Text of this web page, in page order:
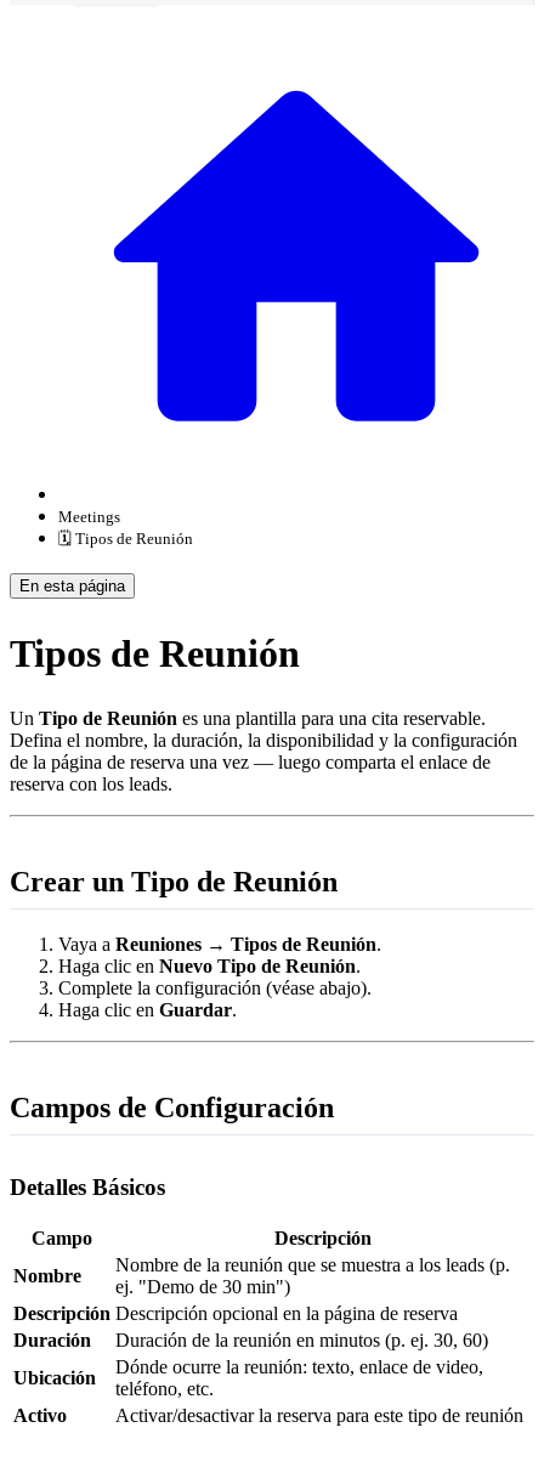
Meetings
🗓️ Tipos de Reunión
En esta página
Tipos de Reunión
Un Tipo de Reunión es una plantilla para una cita reservable.
Defina el nombre, la duración, la disponibilidad y la configuración
de la página de reserva una vez — luego comparta el enlace de
reserva con los leads.
Crear un Tipo de Reunión
Vaya a Reuniones → Tipos de Reunión.
Haga clic en Nuevo Tipo de Reunión.
Complete la configuración (véase abajo).
Haga clic en Guardar.
Campos de Configuración
Detalles Básicos
Campo
Descripción
Nombre
Nombre de la reunión que se muestra a los leads (p.
ej. "Demo de 30 min")
Descripción Descripción opcional en la página de reserva
Duración
Duración de la reunión en minutos (p. ej. 30, 60)
Ubicación
Dónde ocurre la reunión: texto, enlace de video,
teléfono, etc.
Activo
Activar/desactivar la reserva para este tipo de reunión